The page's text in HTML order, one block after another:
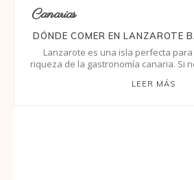
Canarias
DÓNDE COMER EN LANZAROTE
Lanzarote es una isla perfecta
riqueza de la gastronomía canaria. Si
LEER MÁS